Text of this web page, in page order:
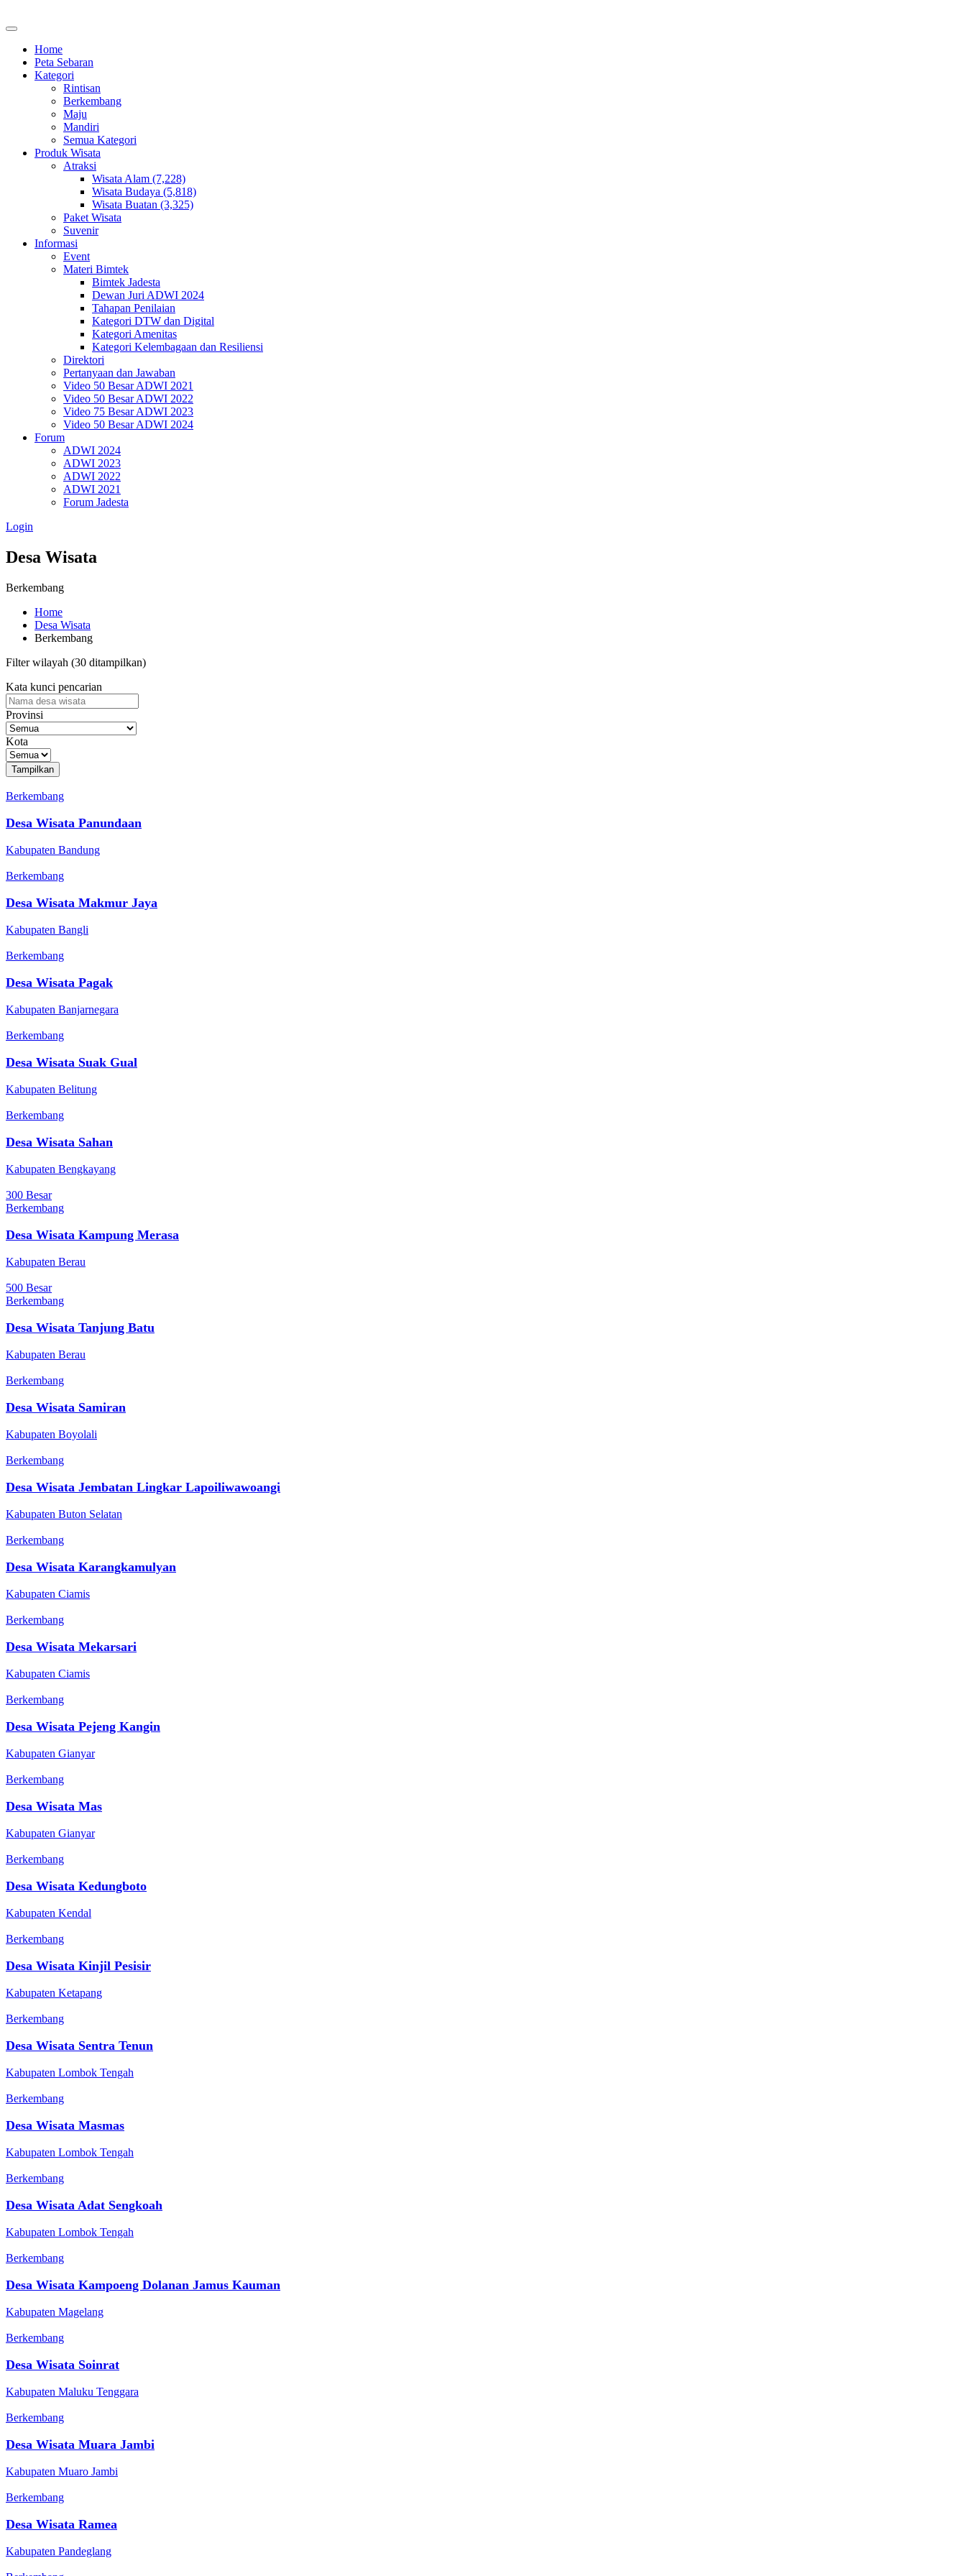
Home
Peta Sebaran
Kategori
Rintisan
Berkembang
Maju
Mandiri
Semua Kategori
Produk Wisata
Atraksi
Wisata Alam (7,228)
Wisata Budaya (5,818)
Wisata Buatan (3,325)
Paket Wisata
Suvenir
Informasi
Event
Materi Bimtek
Bimtek Jadesta
Dewan Juri ADWI 2024
Tahapan Penilaian
Kategori DTW dan Digital
Kategori Amenitas
Kategori Kelembagaan dan Resiliensi
Direktori
Pertanyaan dan Jawaban
Video 50 Besar ADWI 2021
Video 50 Besar ADWI 2022
Video 75 Besar ADWI 2023
Video 50 Besar ADWI 2024
Forum
ADWI 2024
ADWI 2023
ADWI 2022
ADWI 2021
Forum Jadesta
Login
Desa Wisata
Berkembang
Home
Desa Wisata
Berkembang
Filter wilayah (30 ditampilkan)
Kata kunci pencarian
Provinsi
Kota
Tampilkan
Berkembang
Desa Wisata Panundaan
Kabupaten Bandung
Berkembang
Desa Wisata Makmur Jaya
Kabupaten Bangli
Berkembang
Desa Wisata Pagak
Kabupaten Banjarnegara
Berkembang
Desa Wisata Suak Gual
Kabupaten Belitung
Berkembang
Desa Wisata Sahan
Kabupaten Bengkayang
300 Besar
Berkembang
Desa Wisata Kampung Merasa
Kabupaten Berau
500 Besar
Berkembang
Desa Wisata Tanjung Batu
Kabupaten Berau
Berkembang
Desa Wisata Samiran
Kabupaten Boyolali
Berkembang
Desa Wisata Jembatan Lingkar Lapoiliwawoangi
Kabupaten Buton Selatan
Berkembang
Desa Wisata Karangkamulyan
Kabupaten Ciamis
Berkembang
Desa Wisata Mekarsari
Kabupaten Ciamis
Berkembang
Desa Wisata Pejeng Kangin
Kabupaten Gianyar
Berkembang
Desa Wisata Mas
Kabupaten Gianyar
Berkembang
Desa Wisata Kedungboto
Kabupaten Kendal
Berkembang
Desa Wisata Kinjil Pesisir
Kabupaten Ketapang
Berkembang
Desa Wisata Sentra Tenun
Kabupaten Lombok Tengah
Berkembang
Desa Wisata Masmas
Kabupaten Lombok Tengah
Berkembang
Desa Wisata Adat Sengkoah
Kabupaten Lombok Tengah
Berkembang
Desa Wisata Kampoeng Dolanan Jamus Kauman
Kabupaten Magelang
Berkembang
Desa Wisata Soinrat
Kabupaten Maluku Tenggara
Berkembang
Desa Wisata Muara Jambi
Kabupaten Muaro Jambi
Berkembang
Desa Wisata Ramea
Kabupaten Pandeglang